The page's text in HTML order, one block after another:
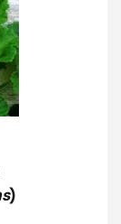
)